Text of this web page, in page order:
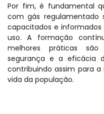
Por fim, é fundamental
com gás regulamentado
capacitados e informados
uso. A formação
melhores práticas
segurança e a eficácia
contribuindo assim para
vida da população.